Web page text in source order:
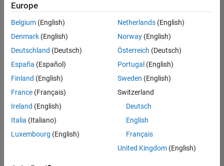
correspondant
à vos
critères
de
recherche.
Vous
pouvez
élargir
votre
recherche
ou
afficher
l’ensemble
Europe
Belgium (English)
Denmark (English)
Deutschland (Deutsch)
España (Español)
Finland (English)
France (Français)
Ireland (English)
Italia (Italiano)
Luxembourg (English)
Netherlands(English)
Norway(English)
Österreich (Deutsch)
Portugal (English)
Sweden (English)
Switzerland
Deutsch
English
Français
United Kingdom(English)